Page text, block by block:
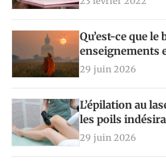
Qu’est-ce que
enseignements
29 juin 2026
L’épilation au
les poils
29 juin 2026